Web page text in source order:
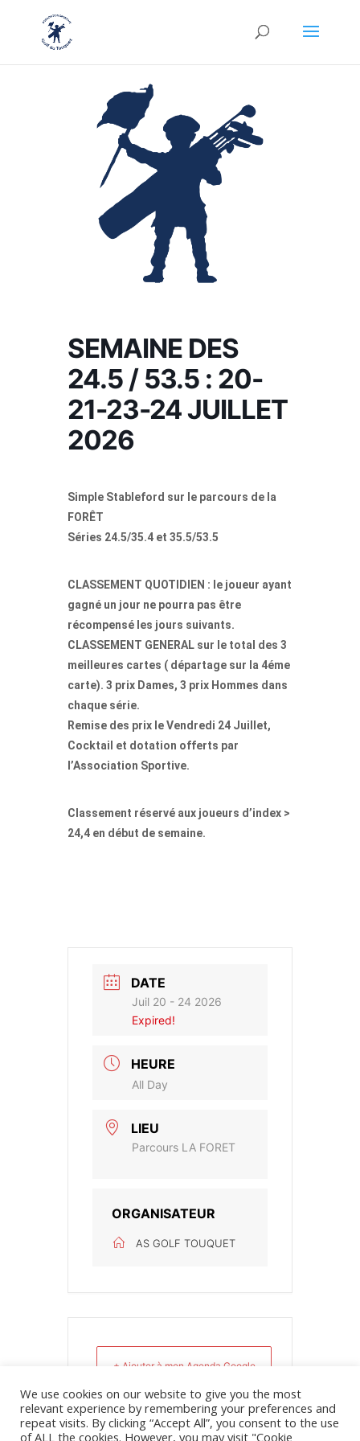
SEMAINE DES
24.5 / 53.5 : 20-
21-23-24 JUILLET
2026
Simple Stableford sur le parcours de la
FORÊT
Séries 24.5/35.4 et 35.5/53.5
CLASSEMENT QUOTIDIEN : le joueur ayant
gagné un jour ne pourra pas être
récompensé les jours suivants.
CLASSEMENT GENERAL sur le total des 3
meilleures cartes ( départage sur la 4éme
carte). 3 prix Dames, 3 prix Hommes dans
chaque série.
Remise des prix le Vendredi 24 Juillet,
Cocktail et dotation offerts par
l’Association Sportive.
Classement réservé aux joueurs d’index >
24,4 en début de semaine.
DATE
Juil 20 - 24 2026
Expired!
HEURE
All Day
LIEU
Parcours LA FORET
ORGANISATEUR
AS GOLF TOUQUET
+ Ajouter à mon Agenda Google
+ iCal / Outlook export
We use cookies on our website to give you the most
relevant experience by remembering your preferences and
repeat visits. By clicking “Accept All”, you consent to the use
of ALL the cookies. However, you may visit "Cookie